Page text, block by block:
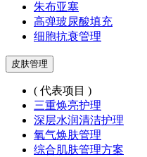
朱布亚塞
高弹玻尿酸填充
细胞抗衰管理
皮肤管理
( 代表项目 )
三重焕亮护理
深层水润清洁护理
氧气焕肤管理
综合肌肤管理方案